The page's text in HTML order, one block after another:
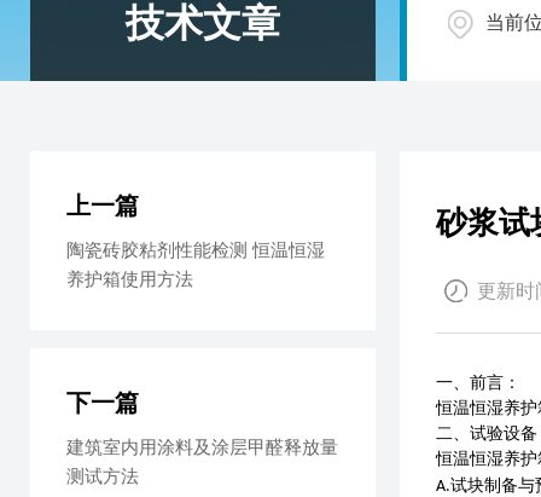
技术文章 当前
砂浆试
更新时
一、 前言 ：
恒温恒湿养
二、试验设备
恒温恒湿养护
A.试块制备与
上一篇
陶瓷砖胶粘剂性能检测 恒温恒湿
养护箱使用方法
下一篇
建筑室内用涂料及涂层甲醛释放量
测试方法